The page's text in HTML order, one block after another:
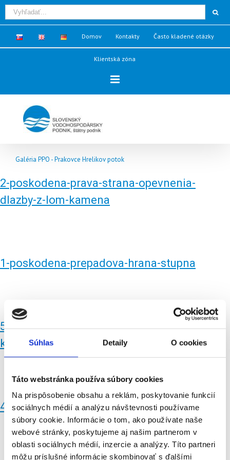
Súhlas Detaily O cookies
Táto webstránka používa súbory cookies
Na prispôsobenie obsahu a reklám, poskytovanie funkcií
sociálnych médií a analýzu návštevnosti používame
súbory cookie. Informácie o tom, ako používate naše
webové stránky, poskytujeme aj našim partnerom v
oblasti sociálnych médií, inzercie a analýzy. Títo partneri
môžu príslušné informácie skombinovať s ďalšími
Domov Kontakty Často kladené otázky
Klientská zóna
Galéria PPO - Prakovce Hrelikov potok
2-poskodena-prava-strana-opevnenia-
dlazby-z-lom-kamena
1-poskodena-prepadova-hrana-stupna
5-opraveny-stupen-s-prepradovou-hranou-
kridla
4-poskodene-opevnenie-lava-strana